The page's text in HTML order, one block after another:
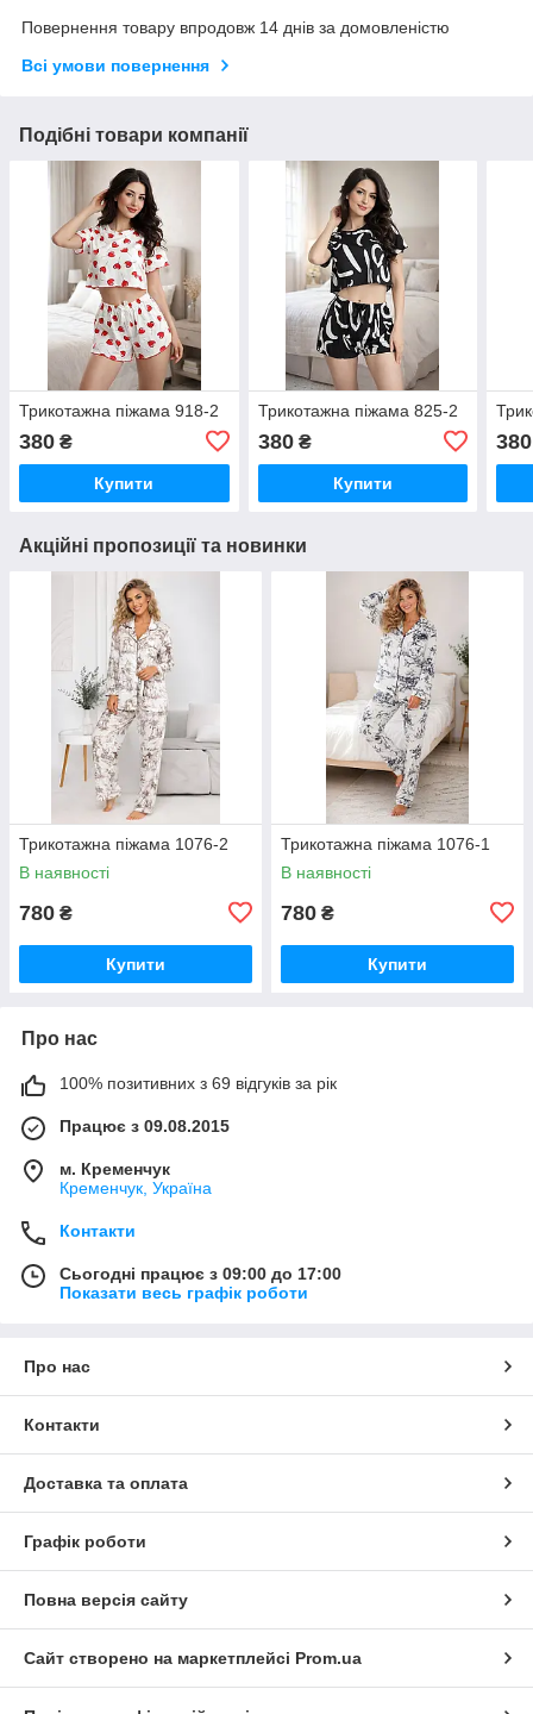
Повернення товару впродовж 14 днів за домовленістю
Всі умови повернення
Подібні товари компанії
Трикотажна піжама 918-2
380 ₴
Купити
Трикотажна піжама 825-2
380₴
Купити
380
Акційні пропозиції та новинки
Трикотажна піжама 1076-2
В наявності
780 ₴
Купити
Трикотажна піжама 1076-1
В наявності
780 ₴
Купити
Про нас
100% позитивних з 69 відгуків за рік
Працює з 09.08.2015
м. Кременчук
Кременчук, Україна
Контакти
Сьогодні працює з 09:00 до 17:00
Показати весь графік роботи
Про нас
Контакти
Доставка та оплата
Графік роботи
Повна версія сайту
Сайт створено на маркетплейсі Prom.ua